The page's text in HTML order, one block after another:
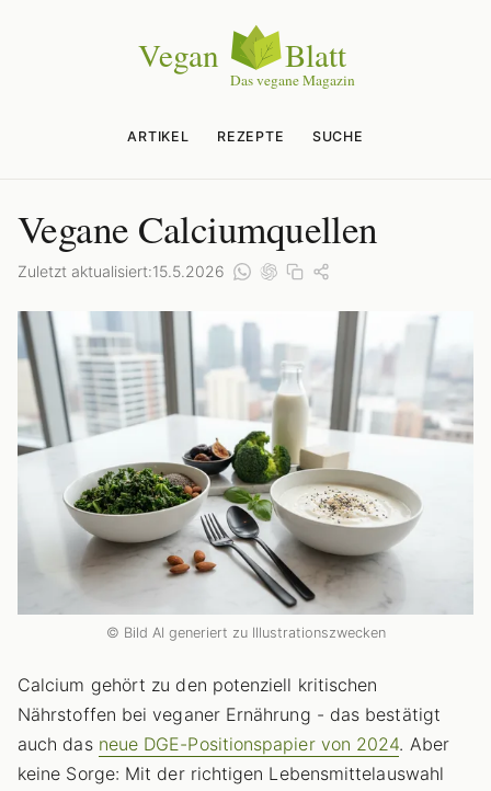
ARTIKEL REZEPTE SUCHE
Vegane Calciumquellen
Zuletzt aktualisiert:15.5.2026
© Bild AI generiert zu Illustrationszwecken
Calcium gehört zu den potenziell kritischen
Nährstoffen bei veganer Ernährung - das bestätigt
auch das neue DGE-Positionspapier von 2024. Aber
keine Sorge: Mit der richtigen Lebensmittelauswahl